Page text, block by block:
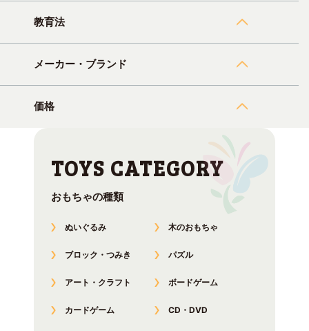
教育法
メーカー・ブランド
価格
おもちゃの種類
ぬいぐるみ 木のおもちゃ
ブロック・つみき パズル
アート・クラフト ボードゲーム
カードゲーム CD・DVD